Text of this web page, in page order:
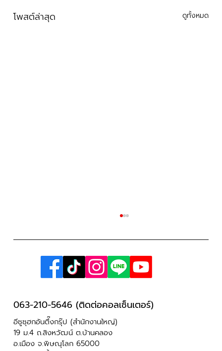
โพสต์ล่าสุด ดูทั้งหมด
มือใหม่สายลุยต้องรู้! ระบบขับเคลื่อนสี่ล้อ
(4x4) มีกี่ประเภท ข้อดี-ข้อเสียคืออะไร?
063-210-5646 (ติดต่อคอลเซ็นเตอร์)
อีซูซุฮกอันตึ๊งกรุ๊ป (สำนักงานใหญ่)
19 ม.4 ถ.สิงหวัฒน์ ต.บ้านคลอง
อ.เมือง จ.พิษณุโลก 65000